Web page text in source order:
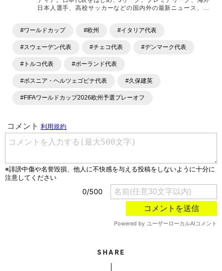
日本人選手、高校サッカーなどの国内外の最新ニュース、コ
ます。「X」「Instagram」「YouTube」「TikTok」など、
#ワールドカップ #欧州 #イタリア代表
#スウェーデン代表 #チェコ代表 #デンマーク代表
#トルコ代表 #ポーランド代表
#ボスニア・ヘルツェゴビナ代表 #久保建英
#FIFAワールドカップ2026欧州予選プレーオフ
SHARE